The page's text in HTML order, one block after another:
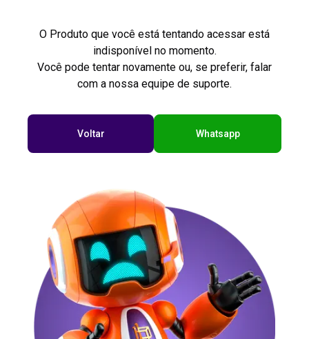
O Produto que você está tentando acessar está
indisponível no momento.
Você pode tentar novamente ou, se preferir, falar
com a nossa equipe de suporte.
Voltar Whatsapp